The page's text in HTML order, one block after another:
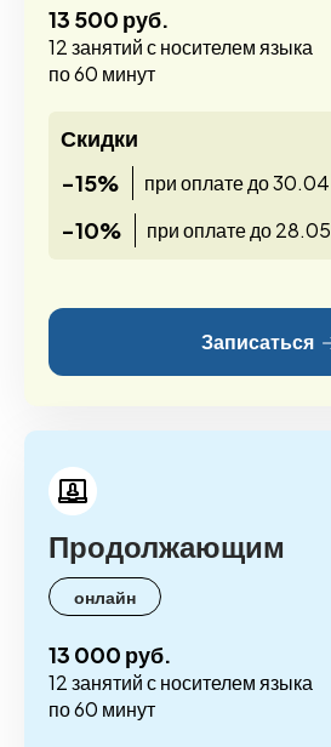
13 500 руб.
12 занятий с носителем языка
по 60 минут
Скидки
-15%
при оплате до 30.04
-10% при оплате до 28.05
Записаться
Продолжающим
онлайн
13 000 руб.
12 занятий с носителем языка
по 60 минут